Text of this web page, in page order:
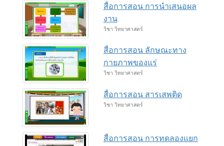
สื่อการสอน การนำเสนอผล
งาน
วิชา วิทยาศาสตร์
สื่อการสอน ลักษณะทาง
กายภาพของแร่
วิชา วิทยาศาสตร์
สื่อการสอน สารเสพติด
วิชา วิทยาศาสตร์
สื่อการสอน การทดลองแยก